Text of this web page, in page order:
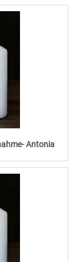
Antonia